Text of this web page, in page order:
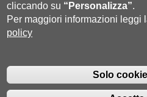
P.IVA 00273530527 | C.F.
Pec: Posta Elettronica Certificata|
cliccando su “Personalizza”.
Per maggiori informazioni leggi
policy
Solo